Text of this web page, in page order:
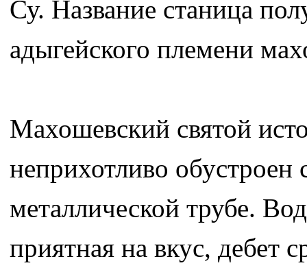
Су. Название станица
адыгейского племени
Махошевский святой
неприхотливо
металлической трубе.
приятная на вкус, дебет